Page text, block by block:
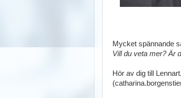
Mycket spännande
Vill du veta mer? Är
Hör av dig till